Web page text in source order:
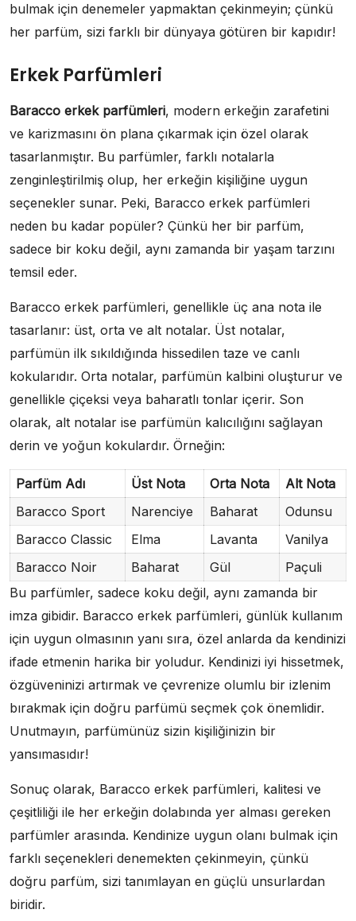
bulmak için denemeler yapmaktan çekinmeyin; çünkü
her parfüm, sizi farklı bir dünyaya götüren bir kapıdır!
Erkek Parfümleri
Baracco erkek parfümleri, modern erkeğin zarafetini
ve karizmasını ön plana çıkarmak için özel olarak
tasarlanmıştır. Bu parfümler, farklı notalarla
zenginleştirilmiş olup, her erkeğin kişiliğine uygun
seçenekler sunar. Peki, Baracco erkek parfümleri
neden bu kadar popüler? Çünkü her bir parfüm,
sadece bir koku değil, aynı zamanda bir yaşam tarzını
temsil eder.
Baracco erkek parfümleri, genellikle üç ana nota ile
tasarlanır: üst, orta ve alt notalar. Üst notalar,
parfümün ilk sıkıldığında hissedilen taze ve canlı
kokularıdır. Orta notalar, parfümün kalbini oluşturur ve
genellikle çiçeksi veya baharatlı tonlar içerir. Son
olarak, alt notalar ise parfümün kalıcılığını sağlayan
derin ve yoğun kokulardır. Örneğin:
Parfüm Adı Üst Nota Orta Nota
Alt Nota
Baracco Sport
Narenciye Baharat
Odunsu
Baracco Classic
Elma Lavanta
Vanilya
Baracco Noir
Baharat Gül
Paçuli
Bu parfümler, sadece koku değil, aynı zamanda bir
imza gibidir. Baracco erkek parfümleri, günlük kullanım
için uygun olmasının yanı sıra, özel anlarda da kendinizi
ifade etmenin harika bir yoludur. Kendinizi iyi hissetmek,
özgüveninizi artırmak ve çevrenize olumlu bir izlenim
bırakmak için doğru parfümü seçmek çok önemlidir.
Unutmayın, parfümünüz sizin kişiliğinizin bir
yansımasıdır!
Sonuç olarak, Baracco erkek parfümleri, kalitesi ve
çeşitliliği ile her erkeğin dolabında yer alması gereken
parfümler arasında. Kendinize uygun olanı bulmak için
farklı seçenekleri denemekten çekinmeyin, çünkü
doğru parfüm, sizi tanımlayan en güçlü unsurlardan
biridir.